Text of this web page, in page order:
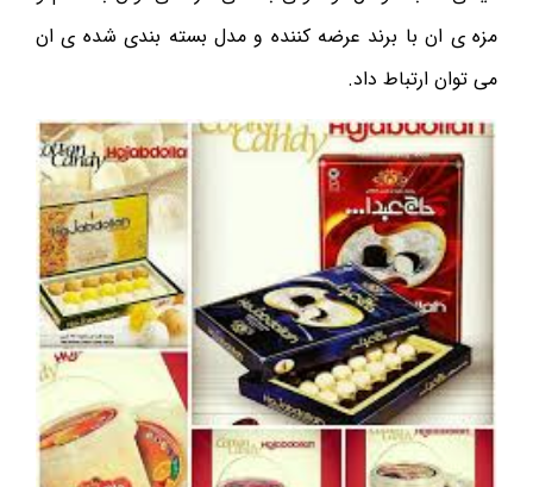
مزه ی ان با برند عرضه کننده و مدل بسته بندی شده ی ان
می توان ارتباط داد.